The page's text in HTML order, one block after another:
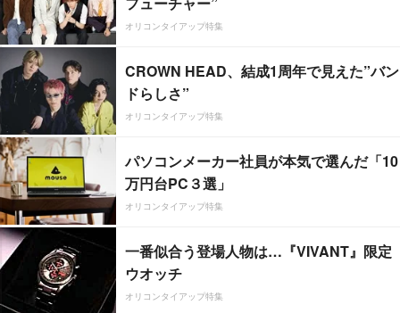
オリコンタイアップ特集
CROWN HEAD、結成1周年で見えた”バン
ドらしさ”
オリコンタイアップ特集
パソコンメーカー社員が本気で選んだ「10
万円台PC３選」
オリコンタイアップ特集
一番似合う登場人物は…『VIVANT』限定
ウオッチ
オリコンタイアップ特集